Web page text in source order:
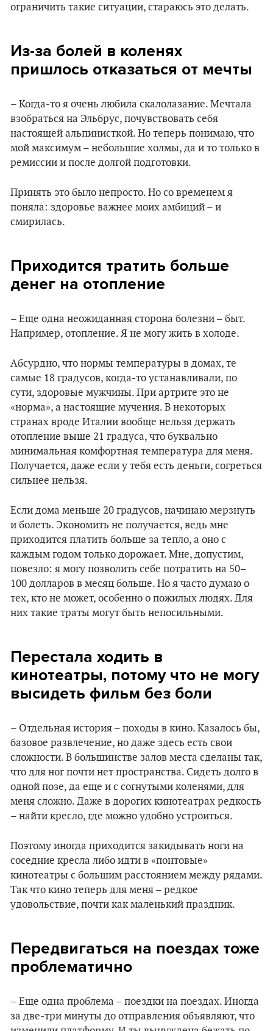
ограничить такие ситуации, стараюсь это делать.
Из-за болей в коленях
пришлось отказаться от мечты
– Когда-то я очень любила скалолазание. Мечтала
взобраться на Эльбрус, почувствовать себя
настоящей альпинисткой. Но теперь понимаю, что
мой максимум – небольшие холмы, да и то только в
ремиссии и после долгой подготовки.
Принять это было непросто. Но со временем я
поняла: здоровье важнее моих амбиций – и
смирилась.
Приходится тратить больше
денег на отопление
– Еще одна неожиданная сторона болезни – быт.
Например, отопление. Я не могу жить в холоде.
Абсурдно, что нормы температуры в домах, те
самые 18 градусов, когда-то устанавливали, по
сути, здоровые мужчины. При артрите это не
«норма», а настоящие мучения. В некоторых
странах вроде Италии вообще нельзя держать
отопление выше 21 градуса, что буквально
минимальная комфортная температура для меня.
Получается, даже если у тебя есть деньги, согреться
сильнее нельзя.
Если дома меньше 20 градусов, начинаю мерзнуть
и болеть. Экономить не получается, ведь мне
приходится платить больше за тепло, а оно с
каждым годом только дорожает. Мне, допустим,
повезло: я могу позволить себе потратить на 50–
100 долларов в месяц больше. Но я часто думаю о
тех, кто не может, особенно о пожилых людях. Для
них такие траты могут быть непосильными.
Перестала ходить в
кинотеатры, потому что не могу
высидеть фильм без боли
– Отдельная история – походы в кино. Казалось бы,
базовое развлечение, но даже здесь есть свои
сложности. В большинстве залов места сделаны так,
что для ног почти нет пространства. Сидеть долго в
одной позе, да еще и с согнутыми коленями, для
меня сложно. Даже в дорогих кинотеатрах редкость
– найти кресло, где можно удобно устроиться.
Поэтому иногда приходится закидывать ноги на
соседние кресла либо идти в «понтовые»
кинотеатры с большим расстоянием между рядами.
Так что кино теперь для меня – редкое
удовольствие, почти как маленький праздник.
Передвигаться на поездах тоже
проблематично
– Еще одна проблема – поездки на поездах. Иногда
за две-три минуты до отправления объявляют, что